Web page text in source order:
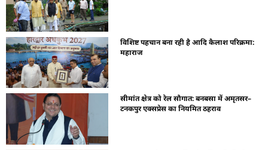
विशिष्ट पहचान बना रही है आदि कैलाश परिक्रमा:
महाराज
सीमांत क्षेत्र को रेल सौगात: बनबसा में अमृतसर–
टनकपुर एक्सप्रेस का नियमित ठहराव